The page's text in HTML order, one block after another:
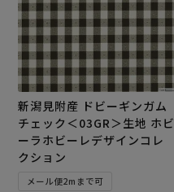
新潟見附産 ドビーギンガム
チェック＜03GR＞生地 ホビ
ーラホビーレデザインコレ
クション
メール便2mまで可